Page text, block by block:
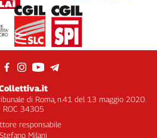
di Roma, n.41 del 13 maggio 2020.
ROC 34305
responsabile
Stefano Milani